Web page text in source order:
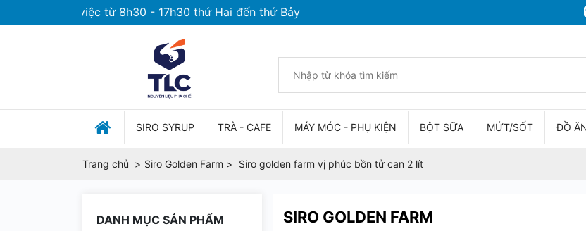
gian làm việc từ 8h30 - 17h30 thứ Hai đến thứ Bảy
SIRO SYRUP TRÀ - CAFE MÁY MÓC - PHỤ KIỆN BỘT SỮA MỨT/SỐT ĐỒ
Trang chủ Siro Golden Farm Siro golden farm vị phúc bồn tử can 2 lít
DANH MỤC SẢN PHẨM SIRO GOLDEN FARM